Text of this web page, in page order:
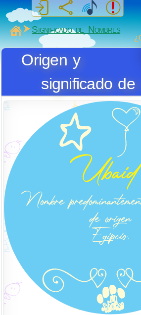
MiSabueso
Significado de Nombres
Origen y
significado de